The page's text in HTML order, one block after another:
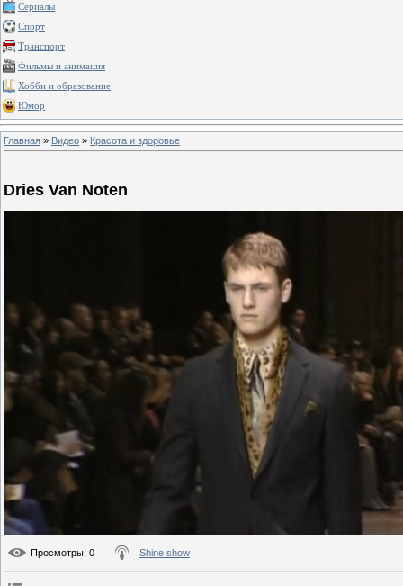
Сериалы
Спорт
Транспорт
Фильмы и анимация
Хобби и образование
Юмор
Главная » Видео » Красота и здоровье
Dries Van Noten
Просмотры: 0 Shine show